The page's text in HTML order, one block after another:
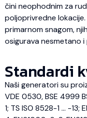
čini neophodnim za
poljoprivredne
primarnom snagom,
osigurava nesmetano
Standardi
Naši generatori su
VDE 0530, BSE 4999
1; TS ISO 8528-1 … -13;